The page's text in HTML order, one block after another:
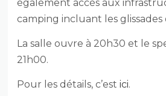
également accès aux
camping incluant les glissades
La salle ouvre à 20h30 et le
21h00.
Pour les détails, c’estici.